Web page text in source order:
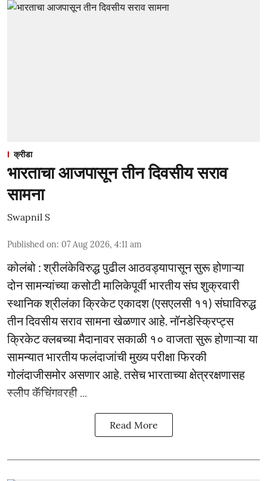
क्रीडा
भारताचा आजपासून तीन दिवसीय सराव
सामना
Swapnil S
Published on: 07 Aug 2026, 4:11 am
कोलंबो : श्रीलंकेविरुद्ध पुढील आठवड्यापासून सुरू होणाऱ्या
दोन सामन्यांच्या कसोटी मालिकेपूर्वी भारतीय संघ शुक्रवारी
स्थानिक श्रीलंका क्रिकेट एकादश (एसएलसी ११) संघाविरुद्ध
तीन दिवसीय सराव सामना खेळणार आहे. नॉनडेस्क्रिप्ट्स
क्रिकेट क्लबच्या मैदानावर सकाळी १० वाजता सुरू होणाऱ्या या
सामन्यात भारतीय फलंदाजांची मुख्य परीक्षा फिरकी
गोलंदाजीसमोर असणार आहे. तसेच भारताच्या क्षेत्ररक्षणासह
स्लीप कॅचिंगवरही ...
Read More